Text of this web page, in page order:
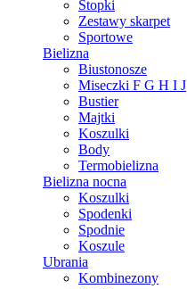
Stopki
Zestawy skarpet
Sportowe
Bielizna
Biustonosze
Miseczki F G H I J
Bustier
Majtki
Koszulki
Body
Termobielizna
Bielizna nocna
Koszulki
Spodenki
Spodnie
Koszule
Ubrania
Kombinezony